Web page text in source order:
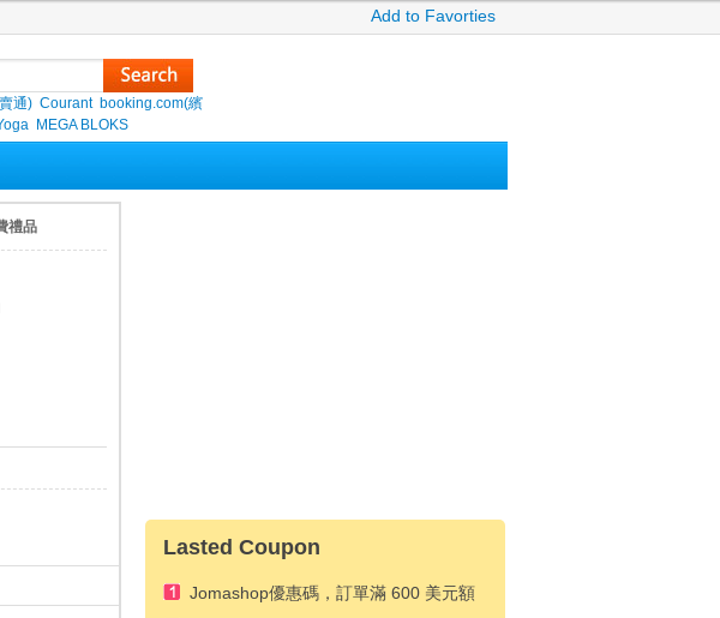
Add to Favorties
通) Courant booking.com(繽
MEGA BLOKS
禮品
Lasted Coupon
Jomashop優惠碼，訂單滿 600 美元額